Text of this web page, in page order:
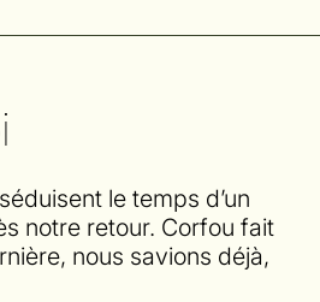
le temps d’un
notre retour. Corfou fait
nous savions déjà,